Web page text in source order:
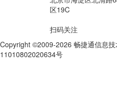
区19C
扫码关注
Copyright ©2009-2026 畅捷通信息
11010802020634号